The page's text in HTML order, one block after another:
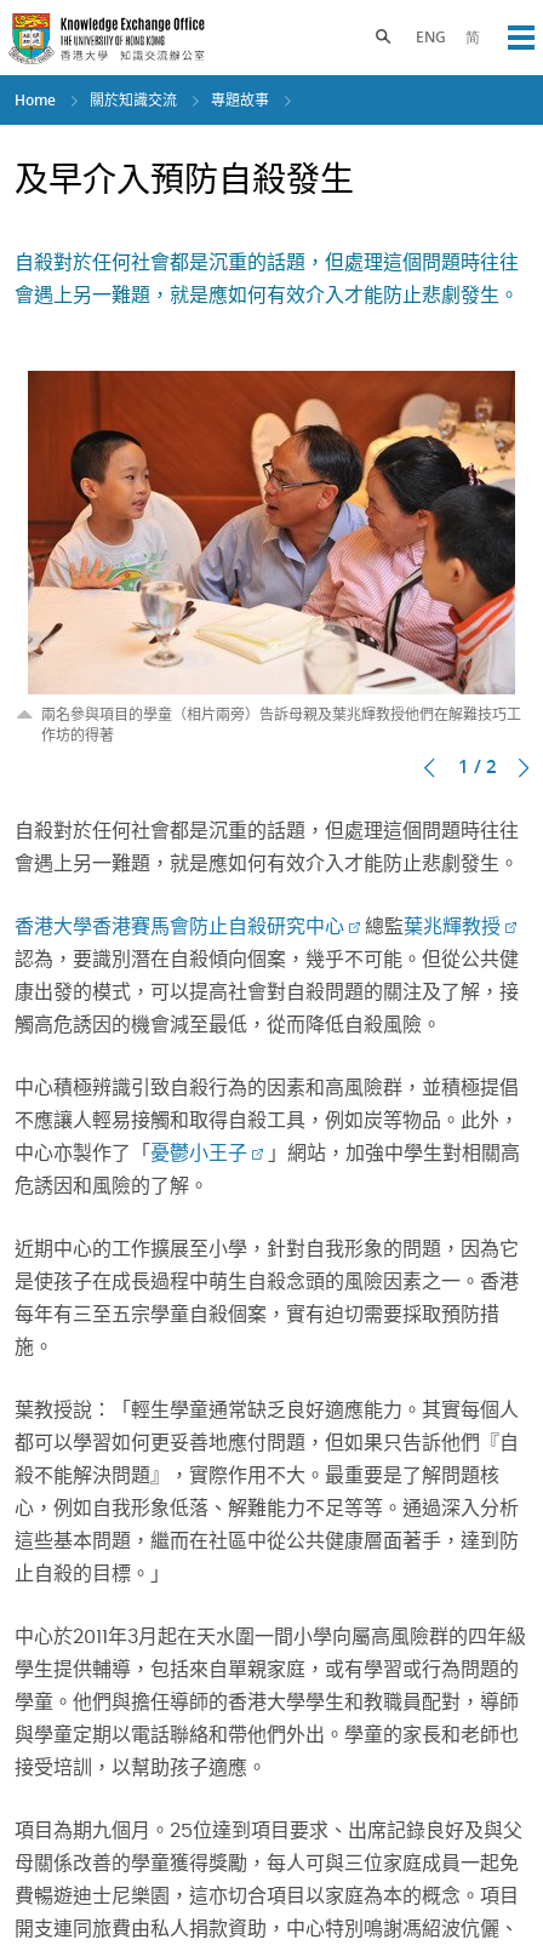
Skip
to
main
content
ENG 简
Toggle search panel
Home 關於知識交流 專題故事
及早介入預防自殺發生
自殺對於任何社會都是沉重的話題，但處理這個問題時往往
會遇上另一難題，就是應如何有效介入才能防止悲劇發生。
兩名參與項目的學童（相片兩旁）告訴母親及葉兆輝教授他們在解難技巧工
作坊的得著
1 / 2
自殺對於任何社會都是沉重的話題，但處理這個問題時往往
會遇上另一難題，就是應如何有效介入才能防止悲劇發生。
香港大學香港賽馬會防止自殺研究中心 總監葉兆輝教授
認為，要識別潛在自殺傾向個案，幾乎不可能。但從公共健
康出發的模式，可以提高社會對自殺問題的關注及了解，接
觸高危誘因的機會減至最低，從而降低自殺風險。
中心積極辨識引致自殺行為的因素和高風險群，並積極提倡
不應讓人輕易接觸和取得自殺工具，例如炭等物品。此外，
中心亦製作了「 憂鬱小王子
」網站，加強中學生對相關高
危誘因和風險的了解。
近期中心的工作擴展至小學，針對自我形象的問題，因為它
是使孩子在成長過程中萌生自殺念頭的風險因素之一。香港
每年有三至五宗學童自殺個案，實有迫切需要採取預防措
施。
葉教授說：「輕生學童通常缺乏良好適應能力。其實每個人
都可以學習如何更妥善地應付問題，但如果只告訴他們『自
殺不能解決問題』，實際作用不大。最重要是了解問題核
心，例如自我形象低落、解難能力不足等等。通過深入分析
這些基本問題，繼而在社區中從公共健康層面著手，達到防
止自殺的目標。」
中心於2011年3月起在天水圍一間小學向屬高風險群的四年級
學生提供輔導，包括來自單親家庭，或有學習或行為問題的
學童。他們與擔任導師的香港大學學生和教職員配對，導師
與學童定期以電話聯絡和帶他們外出。學童的家長和老師也
接受培訓，以幫助孩子適應。
項目為期九個月。25位達到項目要求、出席記錄良好及與父
母關係改善的學童獲得獎勵，每人可與三位家庭成員一起免
費暢遊迪士尼樂園，這亦切合項目以家庭為本的概念。項目
開支連同旅費由私人捐款資助，中心特別鳴謝馮紹波伉儷、